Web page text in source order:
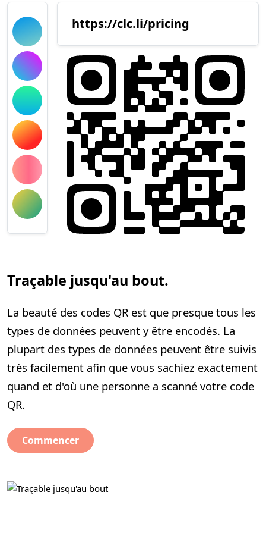
https://clc.li/pricing
Traçable jusqu'au bout.
La beauté des codes QR est que presque tous les
types de données peuvent y être encodés. La
plupart des types de données peuvent être suivis
très facilement afin que vous sachiez exactement
quand et d'où une personne a scanné votre code
QR.
Commencer